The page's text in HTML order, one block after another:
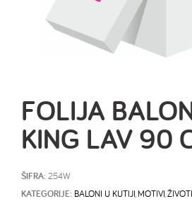
FOLIJA
KING LAV 90
ŠIFRA: 254W
KATEGORIJE: BALONI U KUTIJI MOTIVI